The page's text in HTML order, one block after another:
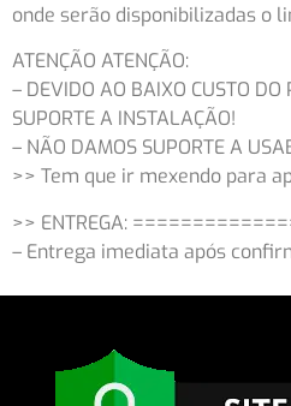
onde serão disponibilizadas o
ATENÇÃO ATENÇÃO:
– DEVIDO AO BAIXO CUSTO
SUPORTE A INSTALAÇÃO!
– NÃO DAMOS SUPORTE A
>> Tem que ir mexendo para
>> ENTREGA:
– Entrega imediata após